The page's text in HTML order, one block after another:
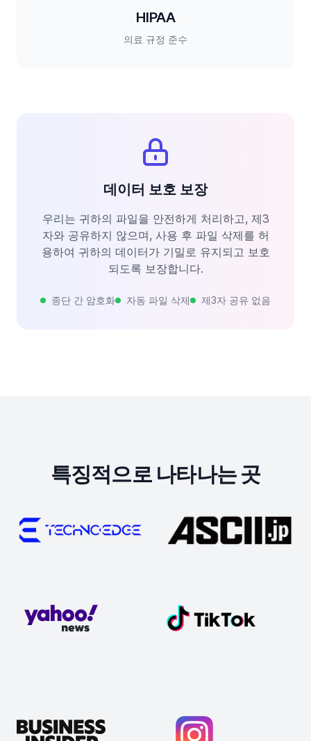
HIPAA
의료 규정 준수
데이터 보호 보장
우리는 귀하의 파일을 안전하게 처리하고, 제3
자와 공유하지 않으며, 사용 후 파일 삭제를 허
용하여 귀하의 데이터가 기밀로 유지되고 보호
되도록 보장합니다.
종단 간 암호화 자동 파일 삭제 제3자 공유 없음
특징적으로 나타나는 곳